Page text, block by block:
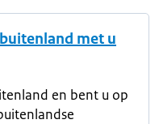
met u
en bent u op